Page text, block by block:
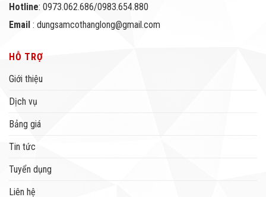
Hotline: 0973.062.686/0983.654.880
Email : dungsamcothanglong@gmail.com
HỖ TRỢ
Giới thiệu
Dịch vụ
Bảng giá
Tin tức
Tuyển dụng
Liên hệ